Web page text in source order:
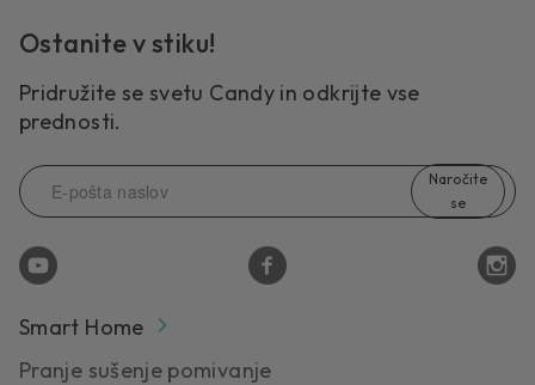
Ostanite v stiku!
Pridružite se svetu Candy in odkrijte vse
prednosti.
Naročite
se
Smart Home
Pranje sušenje pomivanje